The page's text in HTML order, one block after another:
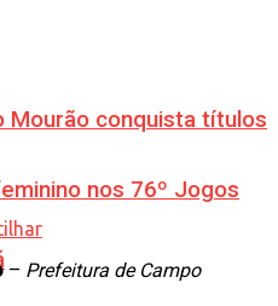
Mourão conquista títulos
nos 76º Jogos
– Prefeitura de Campo